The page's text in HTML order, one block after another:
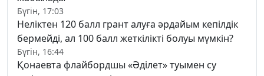
Бүгін, 17:03
Неліктен 120 балл грант алуға әрдайым кепілдік
бермейді, ал 100 балл жеткілікті болуы мүмкін?
Бүгін, 16:44
Қонаевта флайбордшы «Әділет» туымен су